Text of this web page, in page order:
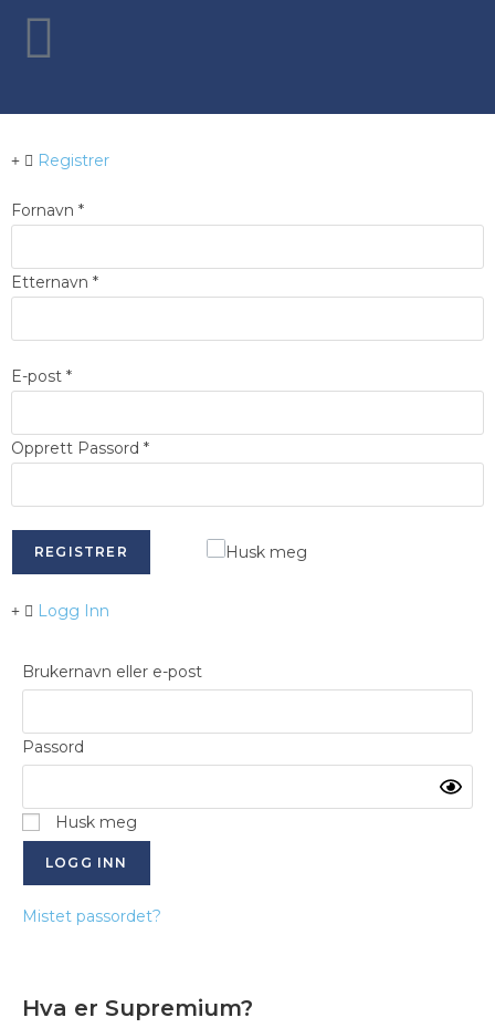
Registrer
Fornavn *
Etternavn *
E-post *
Opprett Passord *
REGISTRER Husk meg
Logg Inn
Brukernavn eller e-post
Passord
Husk meg
Mistet passordet?
Hva er Supremium?